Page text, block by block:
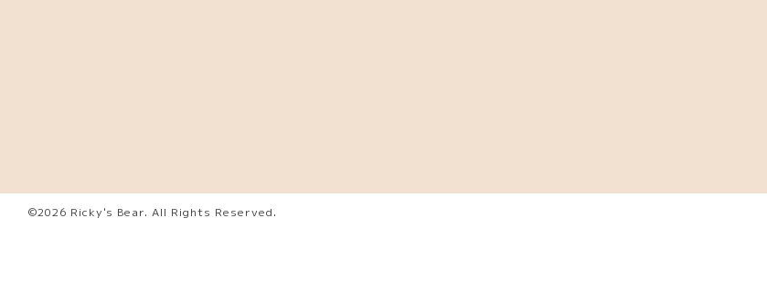
©2026 Ricky's Bear. All Rights Reserved.